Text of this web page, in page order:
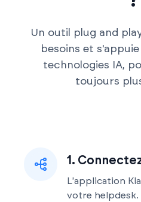
Un outil plug and
besoins et
technologies IA,
toujours
1.
L'application
votre helpdesk.